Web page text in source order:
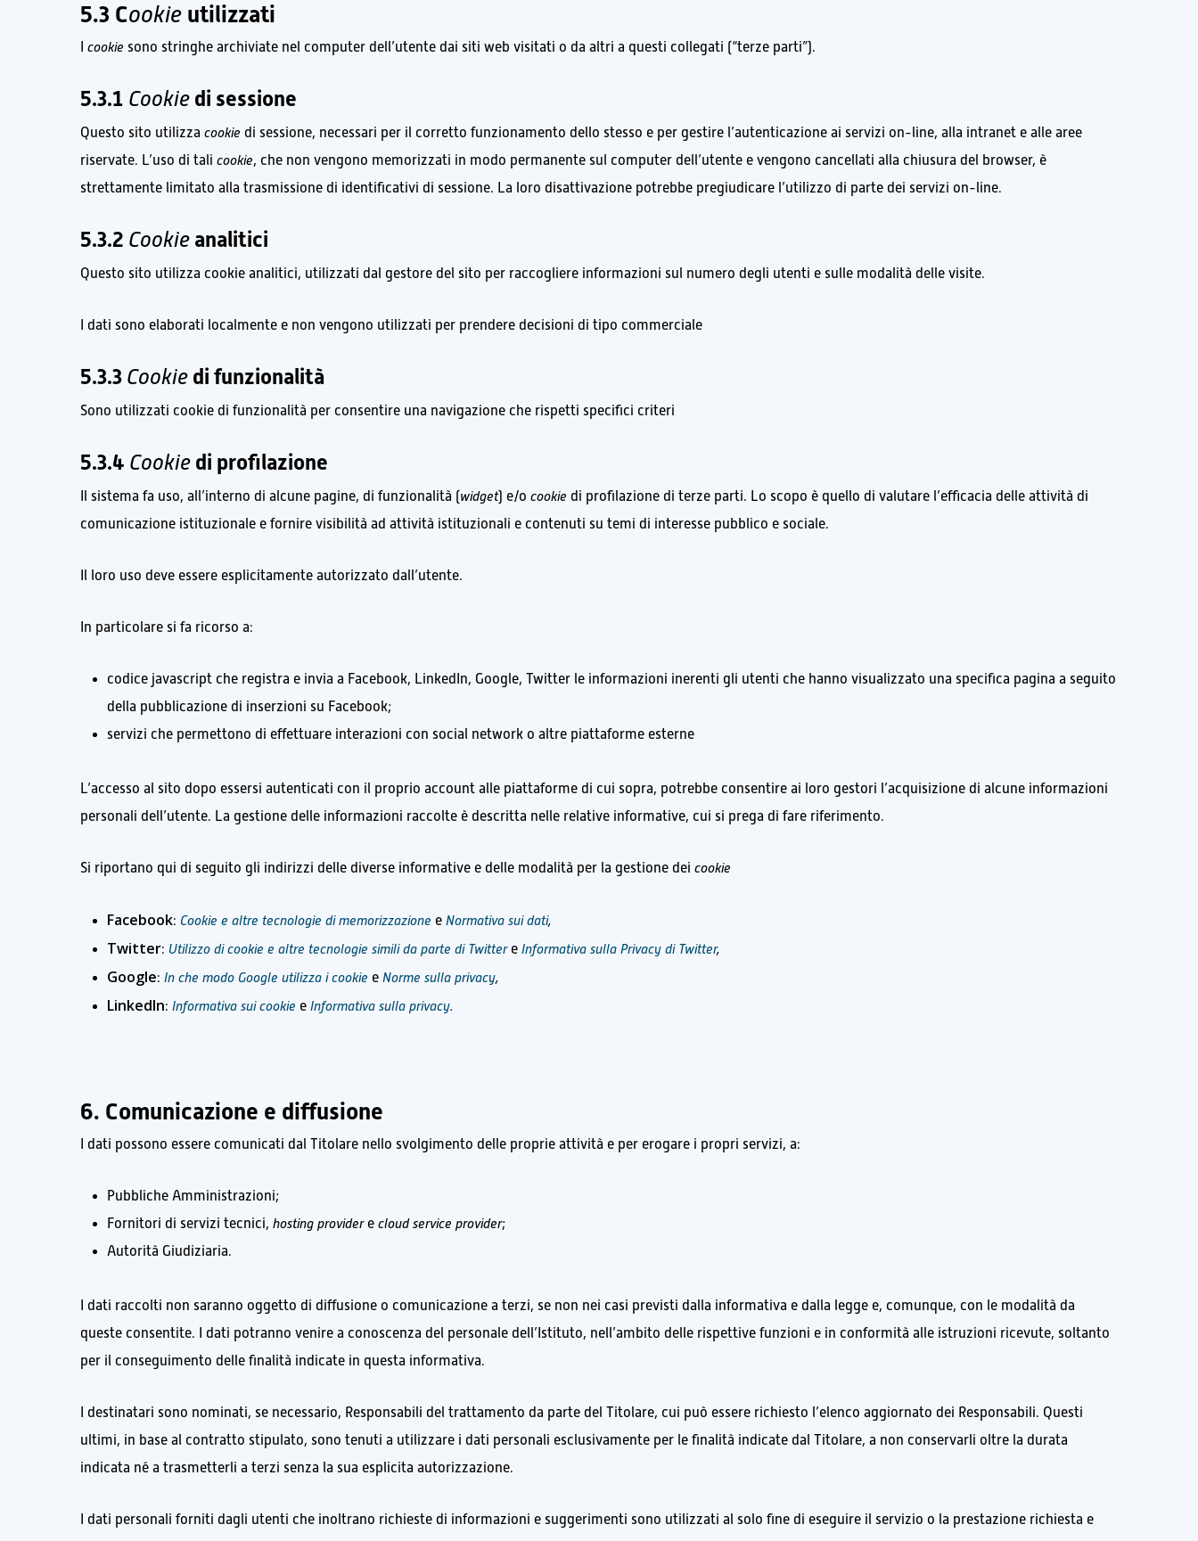
5.3 Cookie utilizzati
Icookie sono stringhe archiviate nel computer dell’utente dai siti web visitati o da altri a questi collegati (“terze parti”).
5.3.1 Cookie di sessione
Questo sito utilizzacookie di sessione, necessari per il corretto funzionamento dello stesso e per gestire l’autenticazione ai servizi on-line, alla intranet e alle aree
riservate. L’uso di talicookie, che non vengono memorizzati in modo permanente sul computer dell’utente e vengono cancellati alla chiusura del browser, è
strettamente limitato alla trasmissione di identificativi di sessione. La loro disattivazione potrebbe pregiudicare l’utilizzo di parte dei servizi on-line.
5.3.2 Cookie analitici
Questo sito utilizza cookie analitici, utilizzati dal gestore del sito per raccogliere informazioni sul numero degli utenti e sulle modalità delle visite.
I dati sono elaborati localmente e non vengono utilizzati per prendere decisioni di tipo commerciale
5.3.3 Cookie di funzionalità
Sono utilizzati cookie di funzionalità per consentire una navigazione che rispetti specifici criteri
5.3.4 Cookie di profilazione
Il sistema fa uso, all’interno di alcune pagine, di funzionalità (widget) e/ocookie di profilazione di terze parti. Lo scopo è quello di valutare l’efficacia delle attività di
comunicazione istituzionale e fornire visibilità ad attività istituzionali e contenuti su temi di interesse pubblico e sociale.
Il loro uso deve essere esplicitamente autorizzato dall’utente.
In particolare si fa ricorso a:
codice javascript che registra e invia a Facebook, LinkedIn, Google, Twitter le informazioni inerenti gli utenti che hanno visualizzato una specifica pagina a seguito
della pubblicazione di inserzioni su Facebook;
servizi che permettono di effettuare interazioni con social network o altre piattaforme esterne
L’accesso al sito dopo essersi autenticati con il proprio account alle piattaforme di cui sopra, potrebbe consentire ai loro gestori l’acquisizione di alcune informazioni
personali dell’utente. La gestione delle informazioni raccolte è descritta nelle relative informative, cui si prega di fare riferimento.
Si riportano qui di seguito gli indirizzi delle diverse informative e delle modalità per la gestione deicookie
Facebook: Cookie e altre tecnologie di memorizzazione eNormativa sui dati,
Twitter: Utilizzo di cookie e altre tecnologie simili da parte di TwittereInformativa sulla Privacy di Twitter,
Google:In che modo Google utilizza i cookie eNorme sulla privacy,
LinkedIn:Informativa sui cookie eInformativa sulla privacy.
6. Comunicazione e diffusione
I dati possono essere comunicati dal Titolare nello svolgimento delle proprie attività e per erogare i propri servizi, a:
Pubbliche Amministrazioni;
Fornitori di servizi tecnici,hosting providerecloud service provider;
Autorità Giudiziaria.
I dati raccolti non saranno oggetto di diffusione o comunicazione a terzi, se non nei casi previsti dalla informativa e dalla legge e, comunque, con le modalità da
queste consentite. I dati potranno venire a conoscenza del personale dell’Istituto, nell’ambito delle rispettive funzioni e in conformità alle istruzioni ricevute, soltanto
per il conseguimento delle finalità indicate in questa informativa.
I destinatari sono nominati, se necessario, Responsabili del trattamento da parte del Titolare, cui può essere richiesto l’elenco aggiornato dei Responsabili. Questi
ultimi, in base al contratto stipulato, sono tenuti a utilizzare i dati personali esclusivamente per le finalità indicate dal Titolare, a non conservarli oltre la durata
indicata né a trasmetterli a terzi senza la sua esplicita autorizzazione.
I dati personali forniti dagli utenti che inoltrano richieste di informazioni e suggerimenti sono utilizzati al solo fine di eseguire il servizio o la prestazione richiesta e